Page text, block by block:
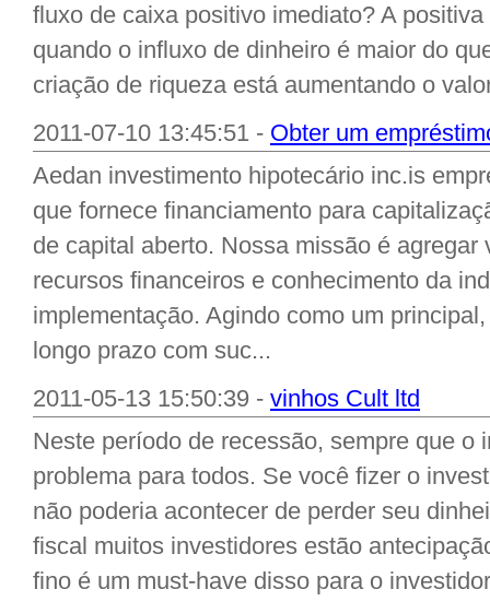
fluxo de caixa positivo imediato? A
quando o influxo de dinheiro é maior do
criação de riqueza está aumentando o
2011-07-10 13:45:51 - Obter um
Aedan investimento hipotecário inc.is
que fornece financiamento para
de capital aberto. Nossa missão é agregar
recursos financeiros e conhecimento da
implementação. Agindo como um
longo prazo com suc...
2011-05-13 15:50:39 - vinhos Cult ltd
Neste período de recessão, sempre que o
problema para todos. Se você fizer o
não poderia acontecer de perder seu
fiscal muitos investidores estão
fino é um must-have disso para o